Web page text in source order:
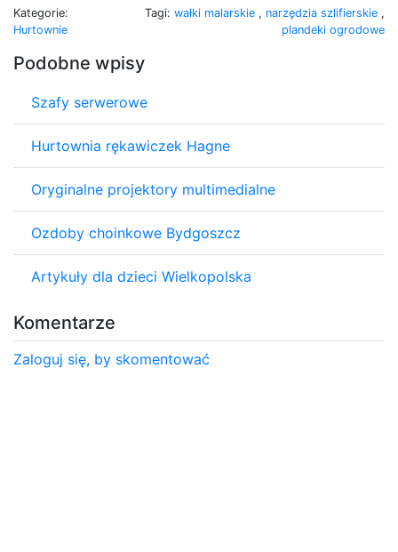
Kategorie:
Hurtownie
Tagi: wałki malarskie , narzędzia szlifierskie ,
plandeki ogrodowe
Podobne wpisy
Szafy serwerowe
Hurtownia rękawiczek Hagne
Oryginalne projektory multimedialne
Ozdoby choinkowe Bydgoszcz
Artykuły dla dzieci Wielkopolska
Komentarze
Zaloguj się, by skomentować